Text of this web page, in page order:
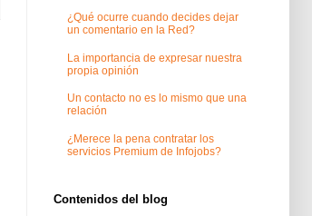
¿Qué ocurre cuando decides dejar
un comentario en la Red?
La importancia de expresar nuestra
propia opinión
Un contacto no es lo mismo que una
relación
¿Merece la pena contratar los
servicios Premium de Infojobs?
Contenidos del blog